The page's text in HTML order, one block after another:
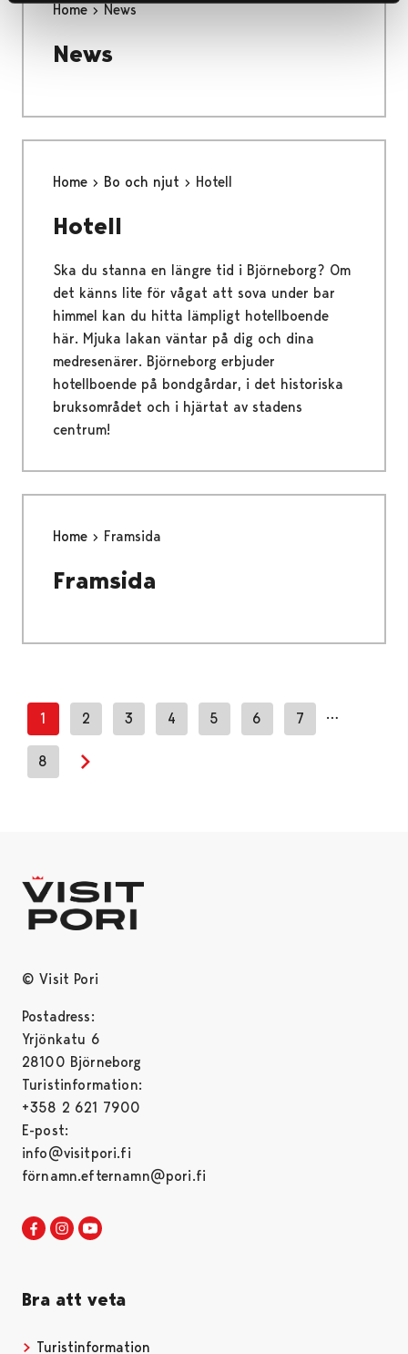
Home News
News
Home Bo och njut Hotell
Hotell
Ska du stanna en längre tid i Björneborg? Om
det känns lite för vågat att sova under bar
himmel kan du hitta lämpligt hotellboende
här. Mjuka lakan väntar på dig och dina
medresenärer. Björneborg erbjuder
hotellboende på bondgårdar, i det historiska
bruksområdet och i hjärtat av stadens
centrum!
Home Framsida
Framsida
1 2 3 4 5 6 7 …
8
© Visit Pori
Postadress:
Yrjönkatu 6
28100 Björneborg
Turistinformation:
+358 2 621 7900
E-post:
info@visitpori.fi
förnamn.efternamn@pori.fi
Visit Pori in Facebook
Opens in a new tab
Visit Pori in Instagram
Opens in a new tab
Bra att veta
Turistinformation